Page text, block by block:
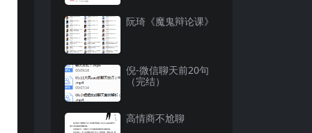
阮琦《魔鬼辩论课》
倪-微信聊天前20句
（完结）
高情商不尬聊